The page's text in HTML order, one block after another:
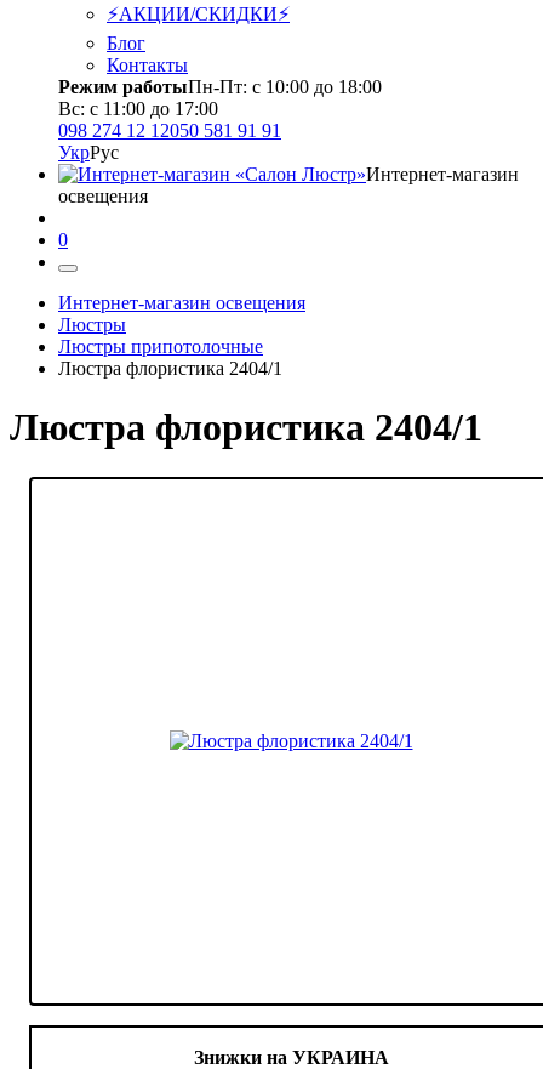
⚡АКЦИИ/СКИДКИ⚡
Блог
Контакты
Режим работыПн-Пт: с 10:00 до 18:00
Вс: с 11:00 до 17:00
098 274 12 12050 581 91 91
УкрРус
Интернет-магазин
освещения
0
Интернет-магазин освещения
Люстры
Люстры припотолочные
Люстра флористика 2404/1
Люстра флористика 2404/1
Знижки на УКРАИНА